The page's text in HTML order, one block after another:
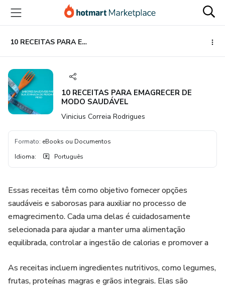
para
conteúdo
principal
para
pagamento
para
rodapé
10 RECEITAS PARA EMAGRECER DE MODO SAUDÁVEL
10 RECEITAS PARA EMAGRECER DE
MODO SAUDÁVEL
Vinicius Correia Rodrigues
Formato: eBooks ou Documentos
Idioma: Português
Essas receitas têm como objetivo fornecer opções
saudáveis ​​e saborosas para auxiliar no processo de
emagrecimento. Cada uma delas é cuidadosamente
selecionada para ajudar a manter uma alimentação
equilibrada, controlar a ingestão de calorias e promover a
As receitas incluem ingredientes nutritivos, como legumes,
frutas, proteínas magras e grãos integrais. Elas são